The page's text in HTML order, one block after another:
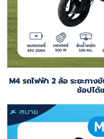
M4 รถไฟฟ้า 2 ล้อ ระยะทา
ช้อปได้